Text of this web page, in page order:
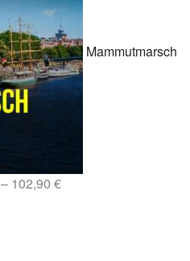
Mammutmarsch
– 102,90 €